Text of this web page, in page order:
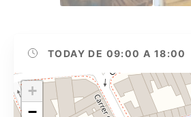
TODAY DE 09:00 A 18:00
+
−